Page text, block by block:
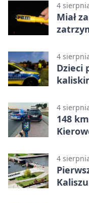
4
Miał
4
Dzieci
4
148
4